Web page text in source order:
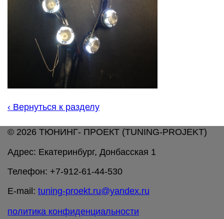
‹ Вернуться к разделу
© 2026 ТЮНИНГ- ПРОЕКТ (TUNING-PROJEKT)
Адрес: Екатеринбург, Донбасская 1
Телефон: +7-912-61-44-530
E-mail: tuning-proekt.ru@yandex.ru
политика конфиденциальности